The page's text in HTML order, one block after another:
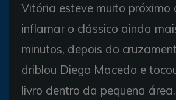
Vitória esteve muito próximo
inflamar o clássico ainda
minutos, depois do
driblou Diego Macedo e
livro dentro da pequena